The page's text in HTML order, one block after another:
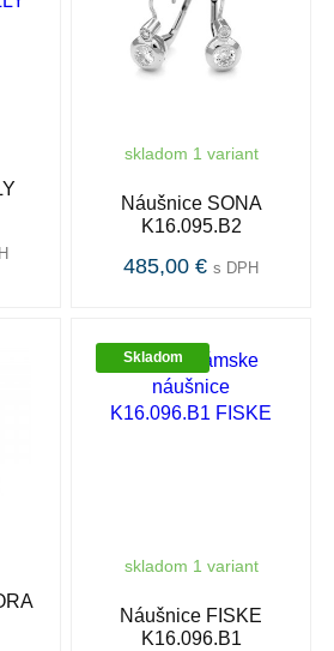
skladom 1 variant
Náušnice SONA
K16.095.B2
485,00 € s DPH
Skladom
skladom 1 variant
Náušnice FISKE
K16.096.B1